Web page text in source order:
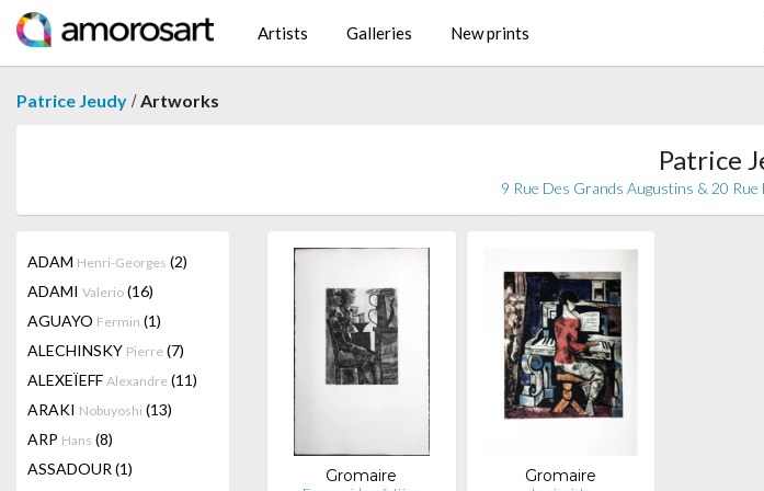
Artists Galleries New prints
Patrice Jeudy /Artworks
Patrice
9 Rue Des Grands Augustins & 20
ADAM Henri-Georges (2)
ADAMI Valerio (16)
AGUAYO Fermin (1)
ALECHINSKY Pierre (7)
ALEXEÏEFF Alexandre (11)
ARAKI Nobuyoshi (13)
ARP Hans (8)
ASSADOUR (1)
Gromaire Gromaire